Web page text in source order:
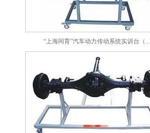
“上海同育”汽车动力传动系统实训台（...